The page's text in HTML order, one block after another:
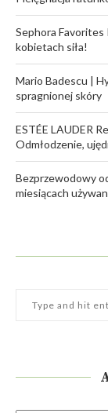
Sephora Favorites
kobietach siła!
Mario Badescu |
spragnionej skóry
ESTÉE LAUDER
Odmłodzenie,
Bezprzewodowy
miesiącach